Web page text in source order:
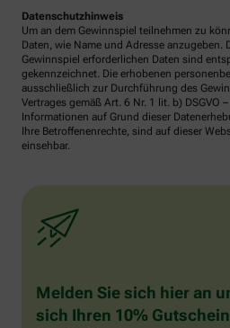
Datenschutzhinweis
Um an dem Gewinnspiel teilnehmen zu
Daten, wie Name und Adresse anzugeben.
Gewinnspiel erforderlichen Daten sind
gekennzeichnet. Die erhobenen
ausschließlich zur Durchführung des
Vertrages gemäß Art. 6 Nr. 1 lit. b) DSGVO
Informationen auf Grund dieser
Ihre Betroffenenrechte, sind auf dieser
einsehbar.
Melden Sie sich hier an
sich Ihren 10%